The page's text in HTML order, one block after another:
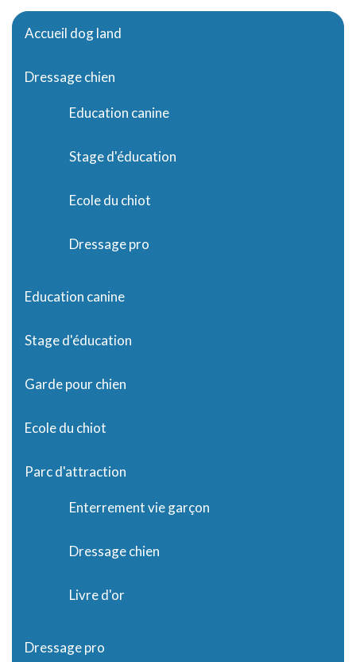
Accueil dog land
Dressage chien
Education canine
Stage d'éducation
Ecole du chiot
Dressage pro
Education canine
Stage d'éducation
Garde pour chien
Ecole du chiot
Parc d'attraction
Enterrement vie garçon
Dressage chien
Livre d'or
Dressage pro